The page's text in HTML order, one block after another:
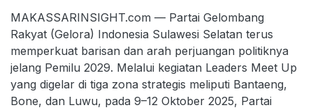
MAKASSARINSIGHT.com — Partai Gelombang
Rakyat (Gelora) Indonesia Sulawesi Selatan terus
memperkuat barisan dan arah perjuangan politiknya
jelang Pemilu 2029. Melalui kegiatan Leaders Meet Up
yang digelar di tiga zona strategis meliputi Bantaeng,
Bone, dan Luwu, pada 9–12 Oktober 2025, Partai